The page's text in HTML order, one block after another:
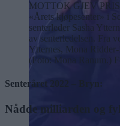
MOTTOK GJEV
«Årets kjøpesenter» i
senterleder Sasha
av senterledelsen. Fra
Ytternes, Mona
(Foto: Mona Ranum.)
Senteråret 2022 – Bryn:
Nådde milliarden og